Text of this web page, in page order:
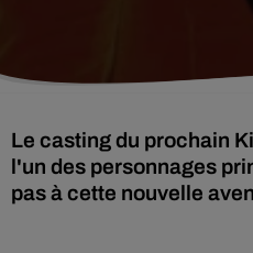
Le casting du prochain
l'un des personnages
pas à cette nouvelle